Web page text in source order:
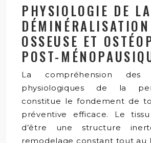
PHYSIOLOGIE DE LA
DÉMINÉRALISATION
OSSEUSE ET
POST-
La compréhension des
physiologiques de la
constitue le fondement de
préventive efficace. Le
d’être une structure
remodelage constant tout au